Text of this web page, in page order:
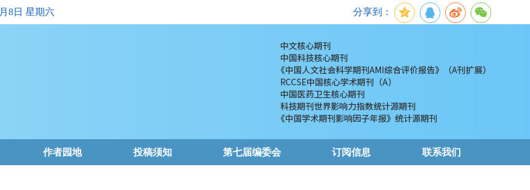
8日 星期六 分享到：
作者园地 投稿须知 第七届编委会 订阅信息 联系我们